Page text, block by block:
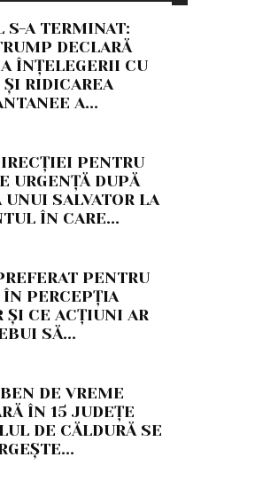
S-A TERMINAT:
DECLARĂ
ÎNȚELEGERII CU
RIDICAREA
A...
PENTRU
URGENȚĂ DUPĂ
SALVATOR LA
ÎN CARE...
PENTRU
PERCEPȚIA
ȘI CE ACȚIUNI AR
SĂ...
DE VREME
ÎN 15 JUDEȚE
DE CĂLDURĂ SE